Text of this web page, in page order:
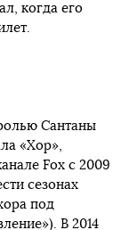
когда его
Сантаны
«Хор»,
Fox с 2009
сезонах
под
В 2014